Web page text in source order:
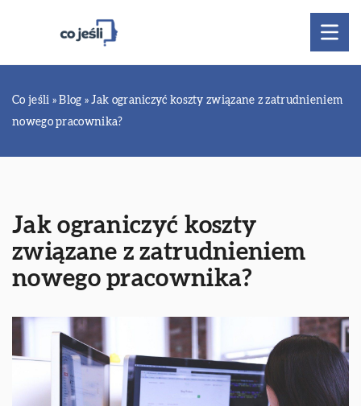
Co jeśli »Blog »Jak ograniczyć koszty związane z zatrudnieniem
nowego pracownika?
Jak ograniczyć koszty
związane z zatrudnieniem
nowego pracownika?